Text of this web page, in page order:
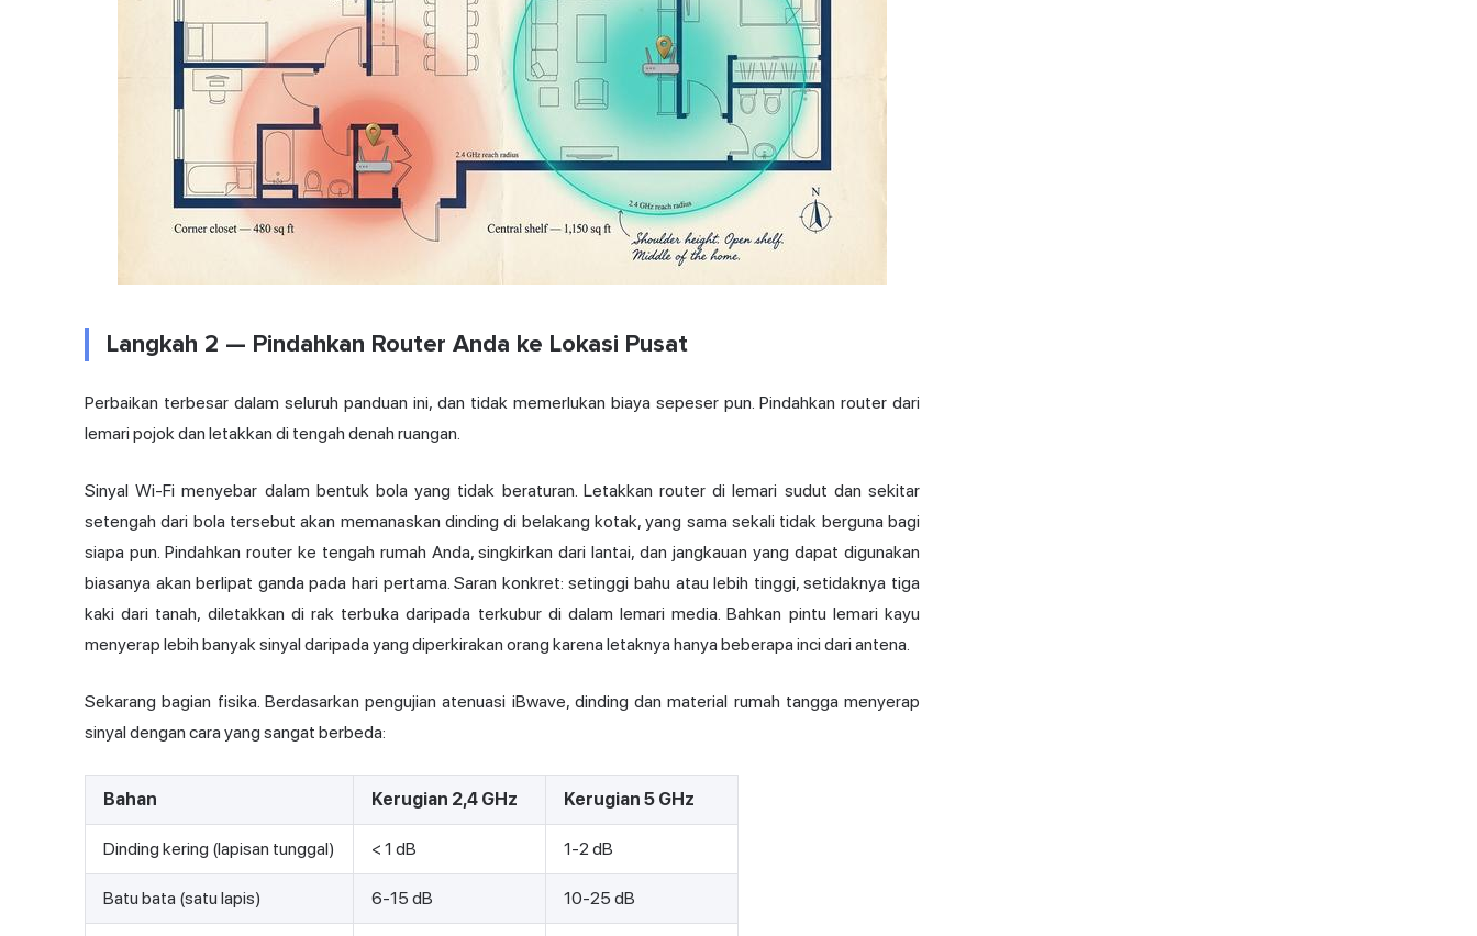
Langkah 2 — Pindahkan Router Anda ke Lokasi Pusat
Perbaikan terbesar dalam seluruh panduan ini, dan tidak memerlukan biaya sepeser pun. Pindahkan router dari
lemari pojok dan letakkan di tengah denah ruangan.
Sinyal Wi-Fi menyebar dalam bentuk bola yang tidak beraturan. Letakkan router di lemari sudut dan sekitar
setengah dari bola tersebut akan memanaskan dinding di belakang kotak, yang sama sekali tidak berguna bagi
siapa pun. Pindahkan router ke tengah rumah Anda, singkirkan dari lantai, dan jangkauan yang dapat digunakan
biasanya akan berlipat ganda pada hari pertama. Saran konkret: setinggi bahu atau lebih tinggi, setidaknya tiga
kaki dari tanah, diletakkan di rak terbuka daripada terkubur di dalam lemari media. Bahkan pintu lemari kayu
menyerap lebih banyak sinyal daripada yang diperkirakan orang karena letaknya hanya beberapa inci dari antena.
Sekarang bagian fisika. Berdasarkan pengujian atenuasi iBwave, dinding dan material rumah tangga menyerap
sinyal dengan cara yang sangat berbeda:
Bahan Kerugian 2,4 GHz Kerugian 5 GHz
Dinding kering (lapisan tunggal) < 1 dB 1-2 dB
Batu bata (satu lapis) 6-15 dB 10-25 dB